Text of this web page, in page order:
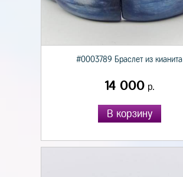
#0003789 Браслет из кианита
14 000р.
В корзину